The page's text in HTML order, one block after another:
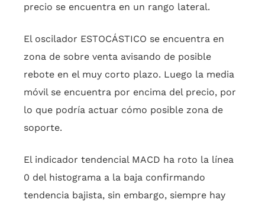
precio se encuentra en un rango lateral.
El oscilador ESTOCÁSTICO se encuentra en
zona de sobre venta avisando de posible
rebote en el muy corto plazo. Luego la media
móvil se encuentra por encima del precio, por
lo que podría actuar cómo posible zona de
soporte.
El indicador tendencial MACD ha roto la línea
0 del histograma a la baja confirmando
tendencia bajista, sin embargo, siempre hay